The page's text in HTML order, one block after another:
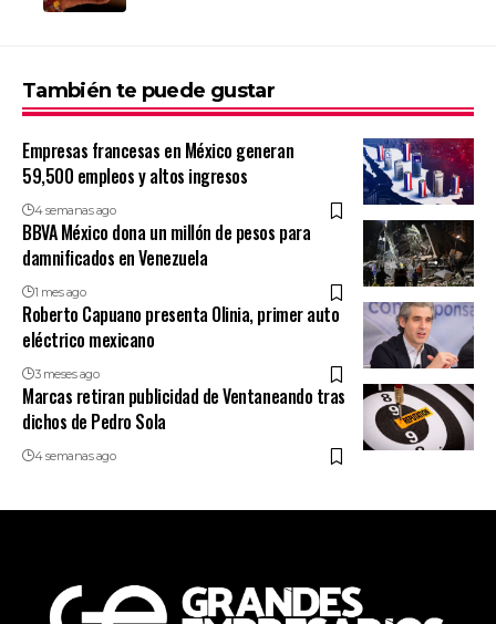
También te puede gustar
Empresas francesas en México generan
59,500 empleos y altos ingresos
4 semanas ago
BBVA México dona un millón de pesos para
damnificados en Venezuela
1 mes ago
Roberto Capuano presenta Olinia, primer auto
eléctrico mexicano
3 meses ago
Marcas retiran publicidad de Ventaneando tras
dichos de Pedro Sola
4 semanas ago